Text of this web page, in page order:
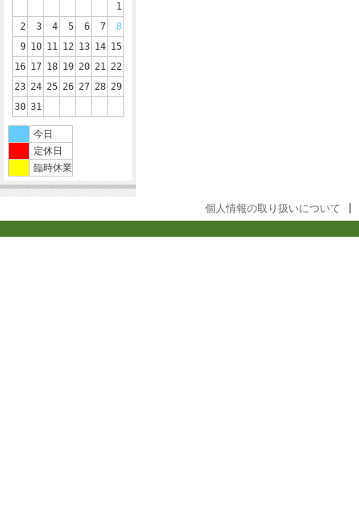
1
2
3 4 5 6 7
8
9 10 11 12 13 14 15
16 17 18 19 20 21 22
23 24 25 26 27 28 29
30 31
今日
定休日
臨時休業
個人情報の取り扱いについて